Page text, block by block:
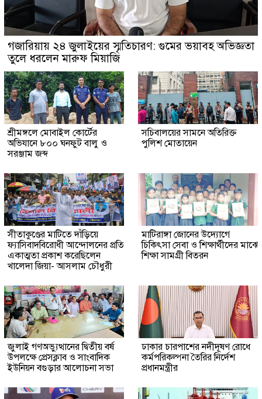
গজারিয়ায় ২৪ জুলাইয়ের স্মৃতিচারণ: গুমের ভয়াবহ অভিজ্ঞতা
তুলে ধরলেন মারুফ মিয়াজি
শ্রীমঙ্গলে মোবাইল কোর্টের
অভিযানে ৮০০ ঘনফুট বালু ও
সরঞ্জাম জব্দ
সচিবালয়ের সামনে অতিরিক্ত
পুলিশ মোতায়েন
সীতাকুণ্ডের মাটিতে দাঁড়িয়ে
ফ্যাসিবাদবিরোধী আন্দোলনের প্রতি
একাত্মতা প্রকাশ করেছিলেন
খালেদা জিয়া- আসলাম চৌধুরী
মাটিরাঙ্গা জোনের উদ্যোগে
চিকিৎসা সেবা ও শিক্ষার্থীদের মাঝে
শিক্ষা সামগ্রী বিতরন
জুলাই গণঅভ্যুত্থানের দ্বিতীয় বর্ষ
উপলক্ষে প্রেসক্লাব ও সাংবাদিক
ইউনিয়ন বগুড়ার আলোচনা সভা
ঢাকার চারপাশের নদীদূষণ রোধে
কর্মপরিকল্পনা তৈরির নির্দেশ
প্রধানমন্ত্রীর